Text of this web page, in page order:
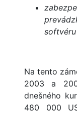
Na tento
2003 a
dnešného
480 000